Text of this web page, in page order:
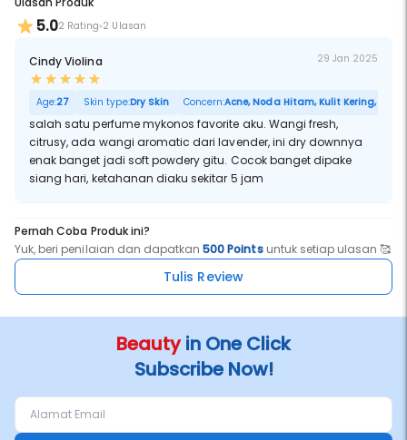
5.02 Rating 2 Ulasan
Cindy Violina 29 Jan 2025
Age:27 Skin type:Dry Skin Concern:Acne, Noda Hitam, Kulit Kering,
salah satu perfume mykonos favorite aku. Wangi fresh,
citrusy, ada wangi aromatic dari lavender, ini dry downnya
enak banget jadi soft powdery gitu. Cocok banget dipake
siang hari, ketahanan diaku sekitar 5 jam
Pernah Coba Produk ini?
Yuk, beri penilaian dan dapatkan500 Pointsuntuk setiap ulasan 🥰
Tulis Review
Beautyin One Click
Subscribe Now!